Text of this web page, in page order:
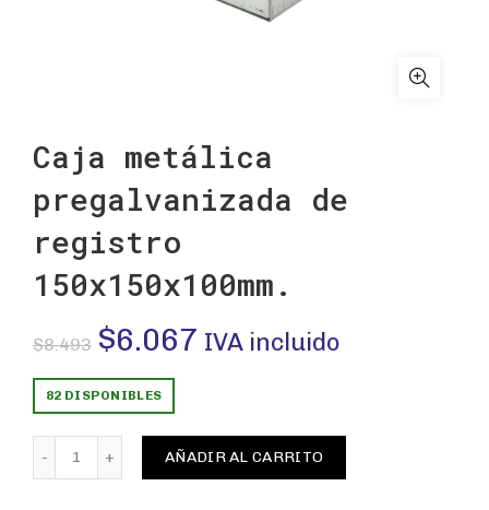
Caja metálica
pregalvanizada de
registro
150x150x100mm.
$8.493 El
precio
original
era:
$6.067 El
actual
es:
IVA incluido
82 DISPONIBLES
Caja metálica pregalvanizada de registro
AÑADIR AL CARRITO